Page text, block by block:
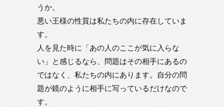
うか。
悪い王様の性質は私たちの内に存在していま
す。
人を見た時に「あの人のここが気に入らな
い」と感じるなら、問題はその相手にあるの
ではなく、私たちの内にあります。自分の問
題が鏡のように相手に写っているだけなので
す。